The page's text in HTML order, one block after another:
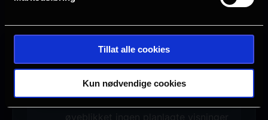
Tillat alle cookies
Kun nødvendige cookies
Ingen visninger i
Denne filmen hadde premiere 4.